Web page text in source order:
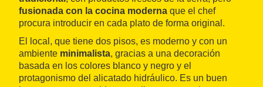
fusionada con la cocina moderna que el chef
procura introducir en cada plato de forma original.
El local, que tiene dos pisos, es moderno y con un
ambiente minimalista, gracias a una decoración
basada en los colores blanco y negro y el
protagonismo del alicatado hidráulico. Es un buen